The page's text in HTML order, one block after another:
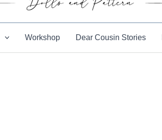
Workshop Dear Cousin Stories